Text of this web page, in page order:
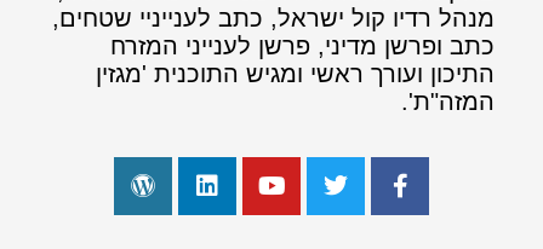
מנהל רדיו קול ישראל, כתב לענייניי שטחים,
כתב ופרשן מדיני, פרשן לענייני המזרח
התיכון ועורך ראשי ומגיש התוכנית 'מגזין
המזה"ת'.